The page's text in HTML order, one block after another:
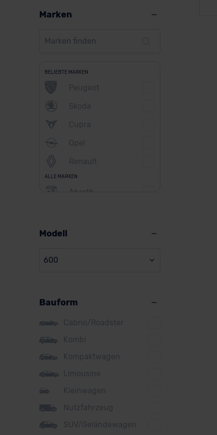
Marken
BELIEBTE MARKEN
Peugeot
Skoda
Cupra
Opel
Renault
ALLE MARKEN
Abarth
Citroen
Cupra
DS
Dacia
Fiat
Ford
Honda
Modell
600
Bauform
Cabrio/Roadster
Kombi
Kompaktwagen
Limousine
Kleinwagen
Nutzfahrzeug
SUV/Geländewagen